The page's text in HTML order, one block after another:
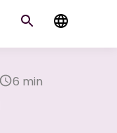
6 min